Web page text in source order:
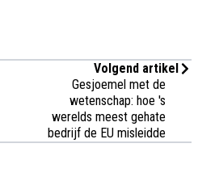
Volgend artikel
Gesjoemel met de
wetenschap: hoe 's
werelds meest gehate
bedrijf de EU misleidde